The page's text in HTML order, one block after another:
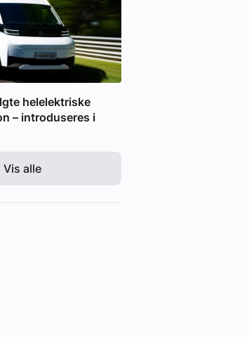
helelektriske
– introduseres i
Vis alle